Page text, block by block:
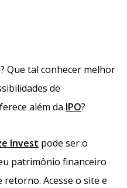
Que tal conhecer melhor
de
além da IPO?
Invest pode ser o
patrimônio financeiro
retorno. Acesse o site e